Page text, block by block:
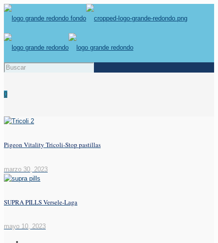
0
Pigeon Vitality Tricoli-Stop pastillas
marzo 30, 2023
SUPRA PILLS Versele-Laga
mayo 10, 2023